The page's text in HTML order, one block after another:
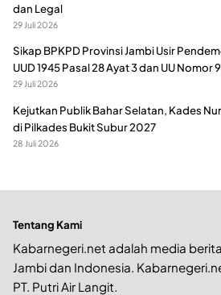
dan Legal
29 Juli 2026
Sikap BPKPD Provinsi Jambi Usir
UUD 1945 Pasal 28 Ayat 3 dan UU Nomor
29 Juli 2026
Kejutkan Publik Bahar Selatan, Kades
di Pilkades Bukit Subur 2027
28 Juli 2026
Tentang Kami
Kabarnegeri.net adalah media
Jambi dan Indonesia.
PT. Putri Air Langit.